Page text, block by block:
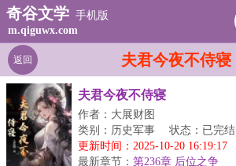
奇谷文学 手机版
m.qiguwx.com
夫君今夜不侍寝
返回
夫君今夜不侍寝
作者：大展财图
类别：历史军事
状态：已完结
更新时间：2025-10-20 16:19:17
最新章节： 第236章 后位之争